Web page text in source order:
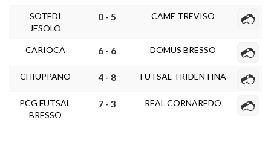
SOTEDI
JESOLO
0 - 5 CAME TREVISO
CARIOCA 6 - 6 DOMUS BRESSO
CHIUPPANO 4 - 8 FUTSAL TRIDENTINA
PCG FUTSAL
BRESSO
7 - 3 REAL CORNAREDO